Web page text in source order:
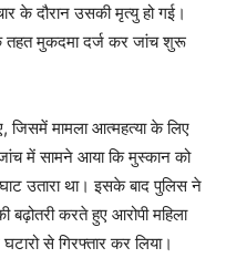
के दौरान उसकी मृत्यु हो गई।
तहत मुकदमा दर्ज कर जांच शुरू
जिसमें मामला आत्महत्या के लिए
में सामने आया कि मुस्कान को
उतारा था। इसके बाद पुलिस ने
करते हुए आरोपी महिला
से गिरफ्तार कर लिया।